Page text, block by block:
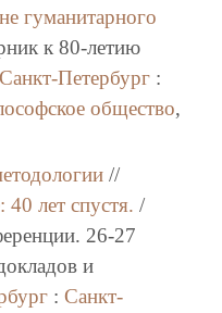
гуманитарного
к 80-летию
Санкт-Петербург:
общество,
//
40 лет спустя. /
26-27
и
: Санкт-